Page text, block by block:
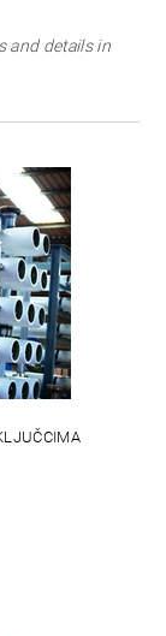
and details in